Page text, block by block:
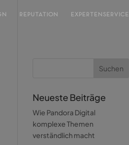
REPUTATION EXPERTENSERVICE
Neueste Beiträge
Wie Pandora Digital
komplexe Themen
verständlich macht